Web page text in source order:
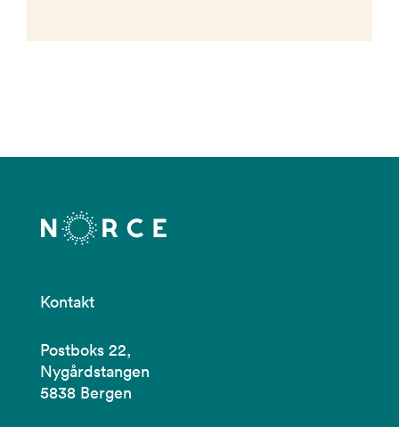
Kontakt
Postboks 22,
Nygårdstangen
5838 Bergen